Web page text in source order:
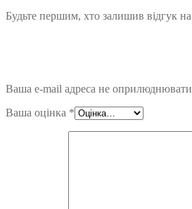
Будьте першим, хто залишив відгук
Ваша e-mail адреса не
Ваша оцінка *